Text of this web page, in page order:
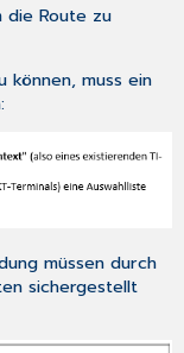
die Route zu
können, muss ein
müssen durch
sichergestellt